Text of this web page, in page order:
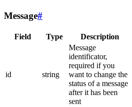
Message#
Field Type Description
id string
Message
identificator,
required if you
want to change the
status of a message
after it has been
sent